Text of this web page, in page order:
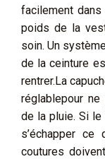
facilement dans
poids de la
soin. Un
de la ceinture
rentrer.La
réglablepour
de la pluie. Si
s’échapper
coutures